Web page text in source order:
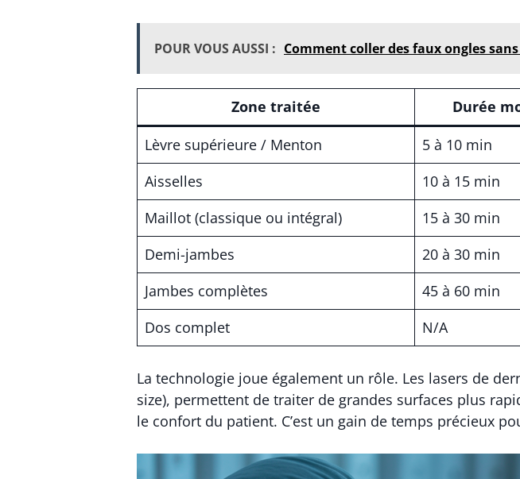
POUR VOUS AUSSI : Comment coller des faux ongles
Zone traitée Durée
Lèvre supérieure / Menton
5 à 10 min
Aisselles
10 à 15 min
Maillot (classique ou intégral)
15 à 30 min
Demi-jambes
20 à 30 min
Jambes complètes
45 à 60 min
Dos complet
N/A
La technologie joue également un rôle. Les lasers de
size), permettent de traiter de grandes surfaces plus
le confort du patient. C’est un gain de temps précieux